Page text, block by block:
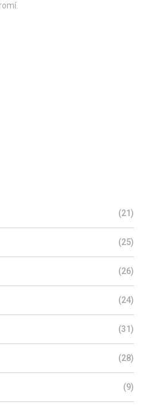
(21)
(25)
(26)
(24)
(31)
(28)
(9)